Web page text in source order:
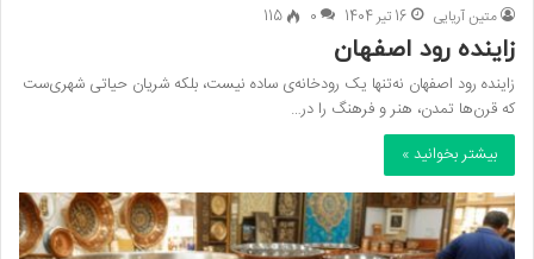
متین آریایی 16 تیر 1404 0
115
زاینده رود اصفهان
زاینده رود اصفهان نه‌تنها یک رودخانه‌ی ساده نیست، بلکه شریان حیاتی شهری‌ست
که قرن‌ها تمدن، هنر و فرهنگ را در…
بیشتر بخوانید »